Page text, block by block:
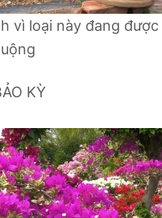
vì loại này đang
KỲ